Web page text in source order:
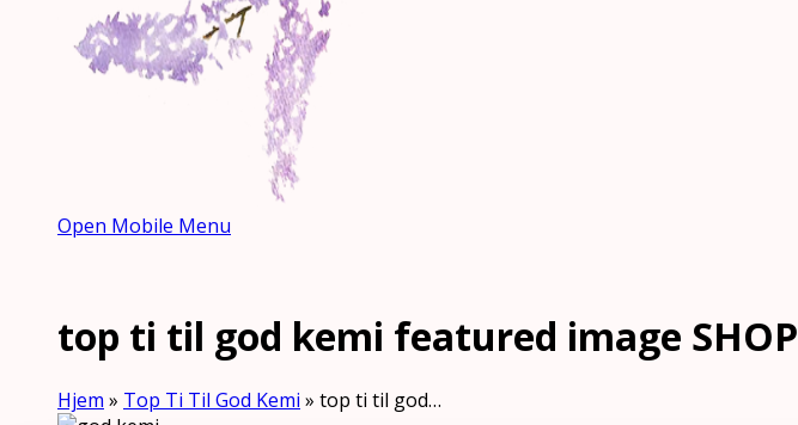
Open Mobile Menu
top ti til god kemi featured image SHOP
Hjem » Top Ti Til God Kemi » top ti til god…